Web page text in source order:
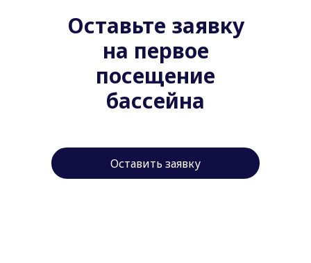
Оставьте заявку
на первое
посещение
бассейна
Оставить заявку